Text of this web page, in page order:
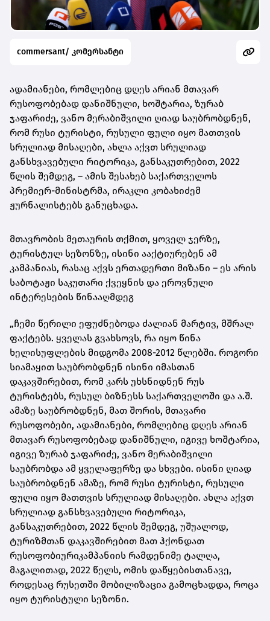
commersant/ კომერსანტი
ადამიანები, რომლებიც დღეს არიან მთავარ
რუსოფობებად დანიშნული, ხოშტარია, ზურაბ
ჯაფარიძე, ვანო მერაბიშვილი ღიად საუბრობდნენ,
რომ რუსი ტურისტი, რუსული ფული იყო მათთვის
სრულიად მისაღები, ახლა აქვთ სრულიად
განსხვავებული რიტორიკა, განსაკუთრებით, 2022
წლის შემდეგ, – ამის შესახებ საქართველოს
პრემიერ-მინისტრმა, ირაკლი კობახიძემ
ჟურნალისტებს განუცხადა.
მთავრობის მეთაურის თქმით, ყოველ ჯერზე,
ტურისტულ სეზონზე, ისინი ააქტიურებენ ამ
კამპანიას, რასაც აქვს ერთადერთი მიზანი – ეს არის
საბოტაჟი საკუთარი ქვეყნის და ეროვნული
ინტერესების წინააღმდეგ
„ჩემი წერილი ეფუძნებოდა ძალიან მარტივ, მშრალ
ფაქტებს. ყველას გვახსოვს, რა იყო წინა
ხელისუფლების მიდგომა 2008-2012 წლებში. როგორი
სიამაყით საუბრობდნენ ისინი იმასთან
დაკავშირებით, რომ კარს უხსნიდნენ რუს
ტურისტებს, რუსულ ბიზნესს საქართველოში და ა.შ.
ამაზე საუბრობდნენ, მათ შორის, მთავარი
რუსოფობები, ადამიანები, რომლებიც დღეს არიან
მთავარ რუსოფობებად დანიშნული, იგივე ხოშტარია,
იგივე ზურაბ ჯაფარიძე, ვანო მერაბიშვილი
საუბრობდა ამ ყველაფერზე და სხვები. ისინი ღიად
საუბრობდნენ ამაზე, რომ რუსი ტურისტი, რუსული
ფული იყო მათთვის სრულიად მისაღები. ახლა აქვთ
სრულიად განსხვავებული რიტორიკა,
განსაკუთრებით, 2022 წლის შემდეგ, უშუალოდ,
ტურიზმთან დაკავშირებით მათ ჰქონდათ
რუსოფობიურიკამპანიის რამდენიმე ტალღა,
მაგალითად, 2022 წელს, ომის დაწყებისთანავე,
როდესაც რუსეთში მობილიზაცია გამოცხადდა, როცა
იყო ტურისტული სეზონი.